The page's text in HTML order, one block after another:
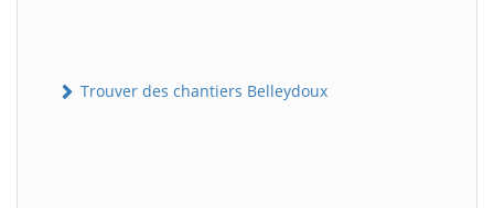
Trouver des chantiers Belleydoux